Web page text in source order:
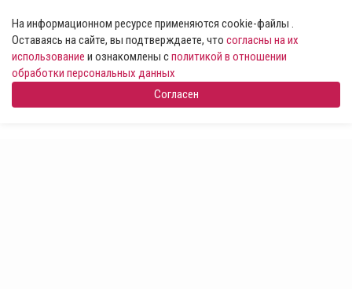
На информационном ресурсе применяются cookie-файлы .
Оставаясь на сайте, вы подтверждаете, что согласны на их
использование и ознакомлены сполитикой в отношении
обработки персональных данных
Согласен